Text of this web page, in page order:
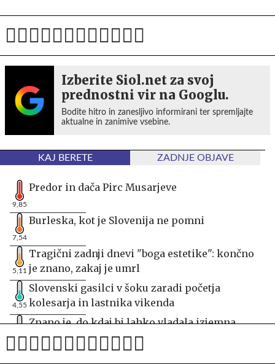
Izberite Siol.net za svoj
prednostni vir na Googlu.
Bodite hitro in zanesljivo informirani ter spremljajte
aktualne in zanimive vsebine.
KAJ BERETE ZADNJE OBJAVE
9,85
Predor in dača Pirc Musarjeve
7,54
Burleska, kot je Slovenija ne pomni
5,11
Tragični zadnji dnevi "boga estetike": končno
je znano, zakaj je umrl
4,55
Slovenski gasilci v šoku zaradi početja
kolesarja in lastnika vikenda
4,32
Znano je, do kdaj bi lahko vladala izjemna
vročina